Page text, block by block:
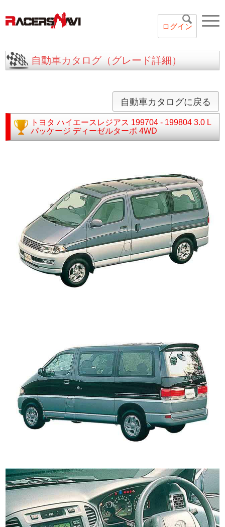
ログイン
自動車カタログ（グレード詳細）
自動車カタログに戻る
トヨタ ハイエースレジアス 199704 - 199804 3.0 L
パッケージ ディーゼルターボ 4WD